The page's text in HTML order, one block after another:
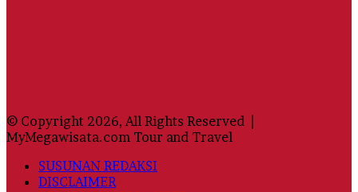
© Copyright 2026, All Rights Reserved |
MyMegawisata.com Tour and Travel
SUSUNAN REDAKSI
DISCLAIMER